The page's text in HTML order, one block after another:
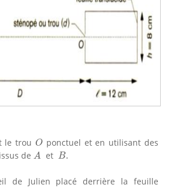
le trou O
O ponctuel et en utilisant des
de A
A et B.
B.
de Julien placé derrière la feuille